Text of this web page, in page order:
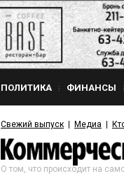
ПОЛИТИКА ФИНАНСЫ
Свежий выпуск Медиа
О том, что происходит на